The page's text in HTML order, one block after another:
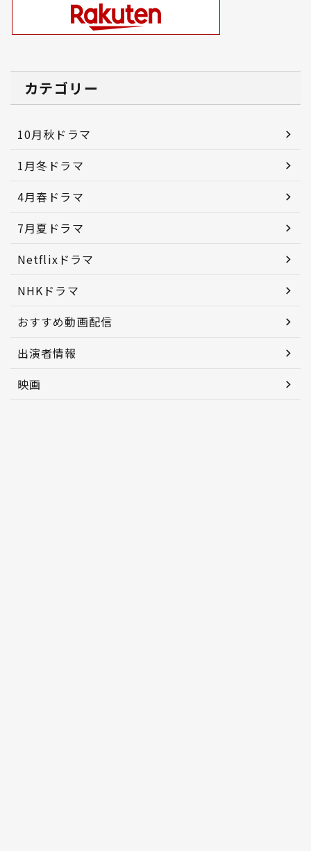
カテゴリー
10月秋ドラマ
1月冬ドラマ
4月春ドラマ
7月夏ドラマ
Netflixドラマ
NHKドラマ
おすすめ動画配信
出演者情報
映画